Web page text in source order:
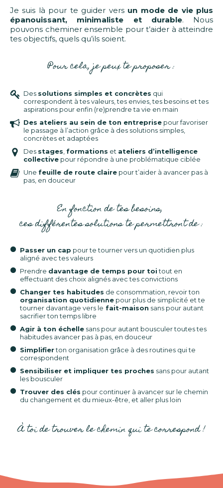
Je suis là pour te guider vers un mode de vie plus
épanouissant, minimaliste et durable. Nous
pouvons cheminer ensemble pour t’aider à atteindre
tes objectifs, quels qu’ils soient.
Pour cela, je peux te proposer :
Des solutions simples et concrètes qui
correspondent à tes valeurs, tes envies, tes besoins et tes
aspirations pour enfin (re)prendre ta vie en main
Des ateliers au sein de ton entreprise pour favoriser
le passage à l’action grâce à des solutions simples,
concrètes et adaptées
Des stages formations et ateliers d’intelligence
collective pour répondre à une problématique ciblée
Une feuille de route claire pour t’aider à avancer pas à
pas, en douceur
En fonction de tes besoins,
ces différentes solutions te permettront de :
Passer un cap pour te tourner vers un quotidien plus
aligné avec tes valeurs
Prendre davantage de temps pour toitout en
effectuant des choix alignés avec tes convictions
Changer tes habitudes de consommation, revoir ton
organisation quotidienne pour plus de simplicité et te
tourner davantage vers le fait-maison sans pour autant
sacrifier ton temps libre
Agir à ton échelle sans pour autant bousculer toutes tes
habitudes avancer pas à pas, en douceur
Simplifierton organisation grâce à des routines qui te
correspondent
Sensibiliser et impliquer tes proches sans pour autant
les bousculer
Trouver des clés pour continuer à avancer sur le chemin
du changement et du mieux-être, et aller plus loin
À toi de trouver le chemin qui te correspond !